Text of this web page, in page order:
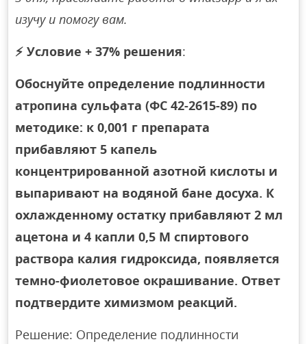
изучу и помогу вам.
⚡ Условие + 37% решения:
Обоснуйте определение подлинности
атропина сульфата (ФС 42-2615-89) по
методике: к 0,001 г препарата
прибавляют 5 капель
концентрированной азотной кислоты и
выпаривают на водяной бане досуха. К
охлажденному остатку прибавляют 2 мл
ацетона и 4 капли 0,5 М спиртового
раствора калия гидроксида, появляется
темно-фиолетовое окрашивание. Ответ
подтвердите химизмом реакций.
Решение: Определение подлинности